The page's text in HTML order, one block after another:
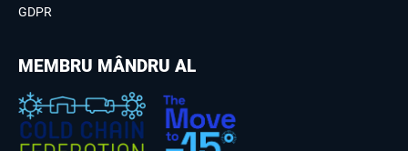
GDPR
MEMBRU MÂNDRU AL